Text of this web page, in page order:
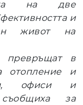
на две
и
живот на
превръщат в
отопление и
офиси и
за